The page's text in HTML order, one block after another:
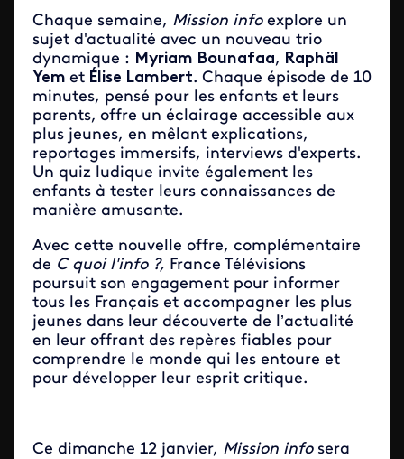
Chaque semaine, Mission infoexplore un
sujet d'actualité avec un nouveau trio
dynamique : Myriam Bounafaa, Raphäl
Yem et Élise Lambert. Chaque épisode de 10
minutes, pensé pour les enfants et leurs
parents, offre un éclairage accessible aux
plus jeunes, en mêlant explications,
reportages immersifs, interviews d'experts.
Un quiz ludique invite également les
enfants à tester leurs connaissances de
manière amusante.
Avec cette nouvelle offre, complémentaire
de C quoi l'info ?, France Télévisions
poursuit son engagement pour informer
tous les Français et accompagner les plus
jeunes dans leur découverte de l’actualité
en leur offrant des repères fiables pour
comprendre le monde qui les entoure et
pour développer leur esprit critique.
Ce dimanche 12 janvier, Mission infosera